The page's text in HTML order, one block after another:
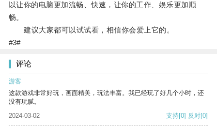
以让你的电脑更加流畅、快速，让你的工作、娱乐更加顺
畅。
建议大家都可以试试看，相信你会爱上它的。
#3#
评论
游客
这款游戏非常好玩，画面精美，玩法丰富。我已经玩了好几个小时，还
没有玩腻。
2024-03-02
支持[0] 反对[0]